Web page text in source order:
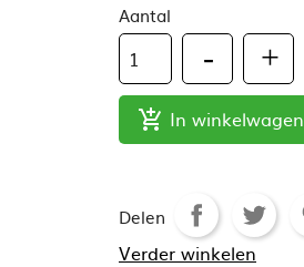
Aantal
 In winkelwagen
Delen
Verder winkelen